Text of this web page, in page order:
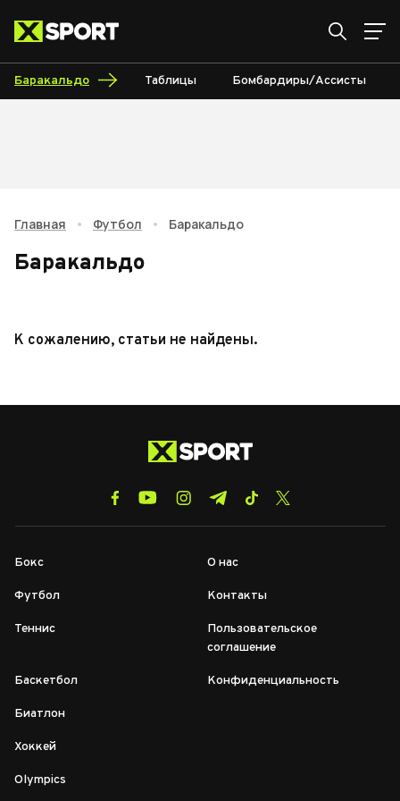
Баракальдо Таблицы Бомбардиры/Ассисты
Главная • Футбол • Баракальдо
Баракальдо
К сожалению, статьи не найдены.
Бокс
Футбол
Теннис
Баскетбол
Биатлон
Хоккей
Olympics
О нас
Контакты
Пользовательское
соглашение
Конфиденциальность